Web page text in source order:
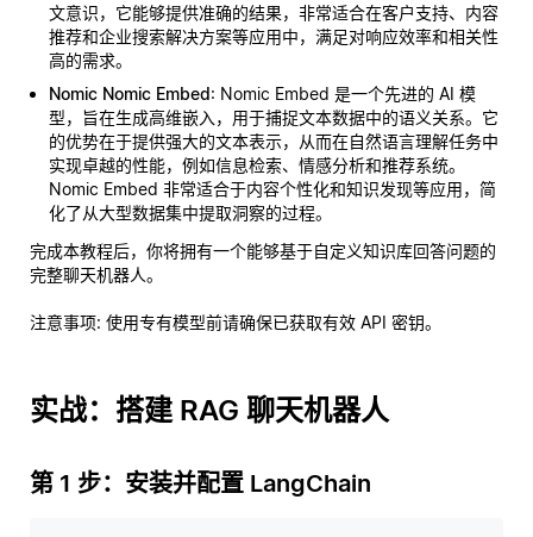
文意识，它能够提供准确的结果，非常适合在客户支持、内容
推荐和企业搜索解决方案等应用中，满足对响应效率和相关性
高的需求。
Nomic Nomic Embed: Nomic Embed 是一个先进的 AI 模
型，旨在生成高维嵌入，用于捕捉文本数据中的语义关系。它
的优势在于提供强大的文本表示，从而在自然语言理解任务中
实现卓越的性能，例如信息检索、情感分析和推荐系统。
Nomic Embed 非常适合于内容个性化和知识发现等应用，简
化了从大型数据集中提取洞察的过程。
完成本教程后，你将拥有一个能够基于自定义知识库回答问题的
完整聊天机器人。
注意事项: 使用专有模型前请确保已获取有效 API 密钥。
实战：搭建 RAG 聊天机器人
第 1 步：安装并配置 LangChain